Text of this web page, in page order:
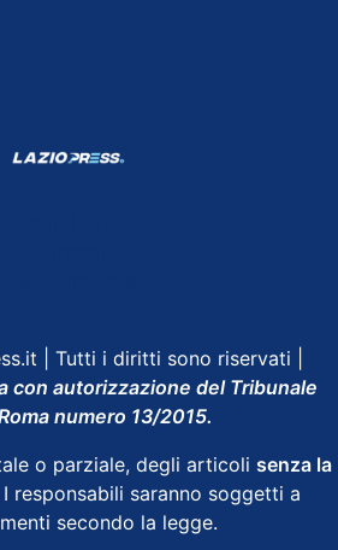
| Tutti i diritti sono riservati |
con autorizzazione del Tribunale
numero 13/2015.
o parziale, degli articoli senza la
I responsabili saranno soggetti a
secondo la legge.